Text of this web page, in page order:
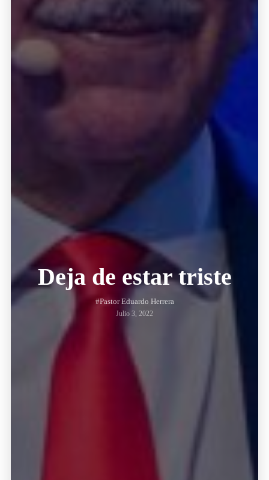
Deja de estar triste
#Pastor Eduardo Herrera
Julio 3, 2022